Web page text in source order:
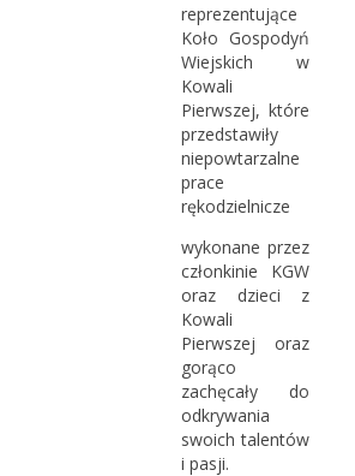
reprezentujące
Koło Gospodyń
Wiejskich w
Kowali
Pierwszej, które
przedstawiły
niepowtarzalne
prace
rękodzielnicze
wykonane przez
członkinie KGW
oraz dzieci z
Kowali
Pierwszej oraz
gorąco
zachęcały do
odkrywania
swoich talentów
i pasji.